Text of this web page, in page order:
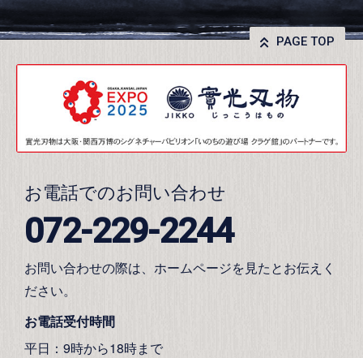
PAGE TOP
お電話でのお問い合わせ
072-229-2244
お問い合わせの際は、ホームページを見たとお伝えく
ださい。
お電話受付時間
平日：9時から18時まで